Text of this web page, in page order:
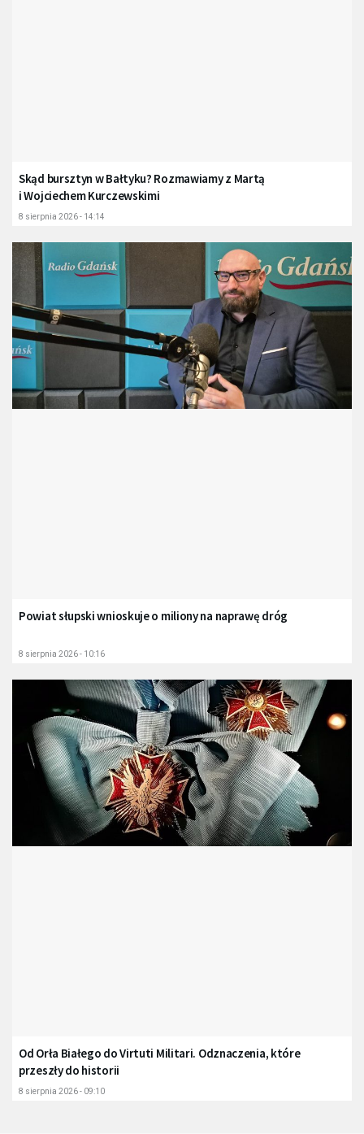
Skąd bursztyn w Bałtyku? Rozmawiamy z Martą
i Wojciechem Kurczewskimi
8 sierpnia 2026 - 14:14
Powiat słupski wnioskuje o miliony na naprawę dróg
8 sierpnia 2026 - 10:16
Od Orła Białego do Virtuti Militari. Odznaczenia, które
przeszły do historii
8 sierpnia 2026 - 09:10